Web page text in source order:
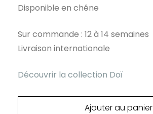
Disponible en chêne
Sur commande : 12 à 14 semaines
Livraison internationale
Découvrir la collection Doï
Ajouter au panier